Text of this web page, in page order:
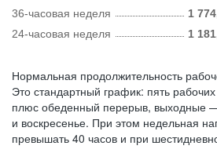
36-часовая неделя
1
24-часовая неделя
1
Нормальная продолжительность
Это стандартный график: пять
плюс обеденный перерыв, выходные
и воскресенье. При этом недельная
превышать 40 часов и при